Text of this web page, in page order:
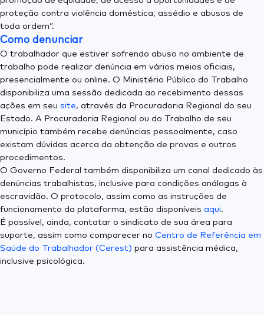
proteção contra violência doméstica, assédio e abusos de
toda ordem”.
Como denunciar
O trabalhador que estiver sofrendo abuso no ambiente de
trabalho pode realizar denúncia em vários meios oficiais,
presencialmente ou online. O Ministério Público do Trabalho
disponibiliza uma sessão dedicada ao recebimento dessas
ações em seu site, através da Procuradoria Regional do seu
Estado. A Procuradoria Regional ou do Trabalho de seu
município também recebe denúncias pessoalmente, caso
existam dúvidas acerca da obtenção de provas e outros
procedimentos.
O Governo Federal também disponibiliza um canal dedicado às
denúncias trabalhistas, inclusive para condições análogas à
escravidão. O protocolo, assim como as instruções de
funcionamento da plataforma, estão disponíveis aqui.
É possível, ainda, contatar o sindicato de sua área para
suporte, assim como comparecer no Centro de Referência em
Saúde do Trabalhador (Cerest) para assistência médica,
inclusive psicológica.